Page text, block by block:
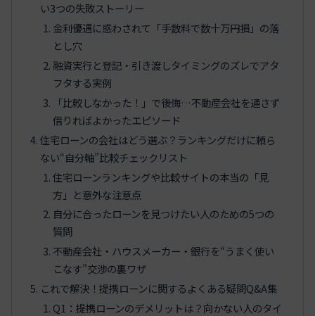
い3つの失敗ストーリー
金利優遇に惑わされて「手数料で数十万円損」の落
とし穴
融資実行と登記・引き渡しタイミングのズレでアタ
フタする実例
「比較しなかった！」で後悔…不動産会社を通さず
借りればよかったエピソード
住宅ローンの会社はどう選ぶ？ランキングだけに頼ら
ない“自分軸”比較チェックリスト
住宅ローンランキングや比較サイトの本当の「見
方」と意外な注意点
自分に合ったローンを見つけたい人のための5つの
質問
不動産会社・ハウスメーカー・銀行を“うまく使い
こなす”交渉の裏ワザ
これで解決！提携ローンに関するよくある疑問Q&A集
Q1：提携ローンのデメリットは？向かない人のタイ